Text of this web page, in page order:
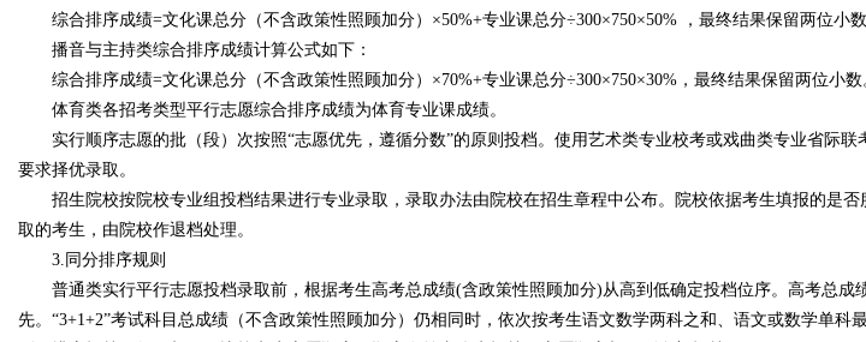
综合排序成绩=文化课总分（不含政策性照顾加分）×50%+专业课总分÷300×750×50% ，最终结果保留两位小数
播音与主持类综合排序成绩计算公式如下：
综合排序成绩=文化课总分（不含政策性照顾加分）×70%+专业课总分÷300×750×30%，最终结果保留两位小数
体育类各招考类型平行志愿综合排序成绩为体育专业课成绩。
实行顺序志愿的批（段）次按照“志愿优先，遵循分数”的原则投档。使用艺术类专业校考或戏曲类专业省际联
要求择优录取。
招生院校按院校专业组投档结果进行专业录取，录取办法由院校在招生章程中公布。院校依据考生填报的是
取的考生，由院校作退档处理。
3.同分排序规则
普通类实行平行志愿投档录取前，根据考生高考总成绩(含政策性照顾加分)从高到低确定投档位序。高考总成
先。“3+1+2”考试科目总成绩（不含政策性照顾加分）仍相同时，依次按考生语文数学两科之和、语文或数学单